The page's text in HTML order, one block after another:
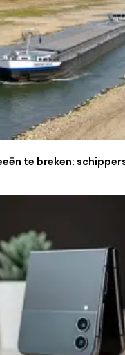
te breken: